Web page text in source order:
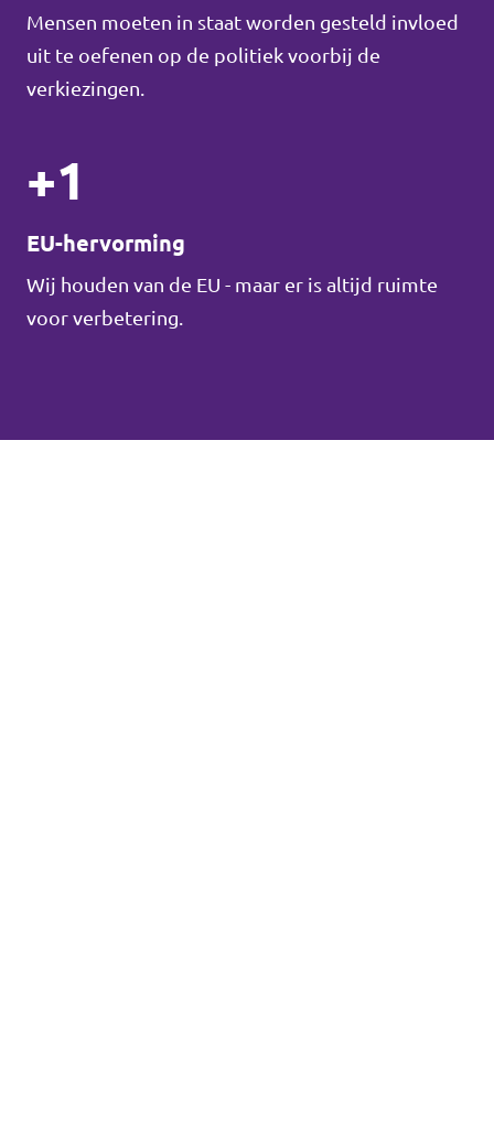
Mensen moeten in staat worden gesteld invloed
uit te oefenen op de politiek voorbij de
verkiezingen.
+1
EU-hervorming
Wij houden van de EU - maar er is altijd ruimte
voor verbetering.